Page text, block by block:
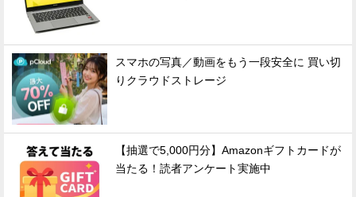
スマホの写真／動画をもう一段安全に 買い切
りクラウドストレージ
【抽選で5,000円分】Amazonギフトカードが
当たる！読者アンケート実施中